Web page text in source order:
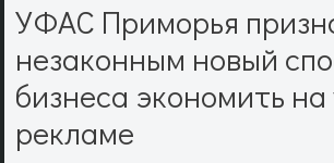
УФАС Приморья
незаконным новый
бизнеса экономить
рекламе